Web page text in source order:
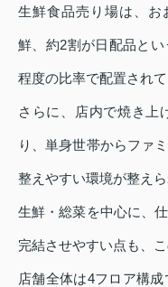
生鮮食品売り場は、お
鮮、約2割が日配品と
程度の比率で配置されて
さらに、店内で焼き上
り、単身世帯からファ
整えやすい環境が整えら
生鮮・総菜を中心に、
完結させやすい点も、
店舗全体は4フロア構